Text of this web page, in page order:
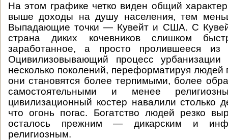
На этом графике четко виден общий
выше доходы на душу населения, тем
Выпадающие точки — Кувейт и США. С
страна диких кочевников слишком
заработанное, а просто пролившееся из
Оцивилизовывающий процесс
несколько поколений, переформатируя
они становятся более терпимыми, более
самостоятельными и менее
цивилизационный костер навалили столько
что огонь погас. Богатство людей резко
осталось прежним — дикарским и
религиозным.